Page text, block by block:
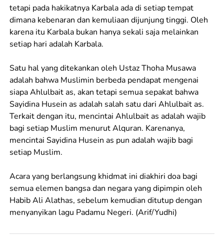
tetapi pada hakikatnya Karbala ada di setiap tempat
dimana kebenaran dan kemuliaan dijunjung tinggi. Oleh
karena itu Karbala bukan hanya sekali saja melainkan
setiap hari adalah Karbala.
Satu hal yang ditekankan oleh Ustaz Thoha Musawa
adalah bahwa Muslimin berbeda pendapat mengenai
siapa Ahlulbait as, akan tetapi semua sepakat bahwa
Sayidina Husein as adalah salah satu dari Ahlulbait as.
Terkait dengan itu, mencintai Ahlulbait as adalah wajib
bagi setiap Muslim menurut Alquran. Karenanya,
mencintai Sayidina Husein as pun adalah wajib bagi
setiap Muslim.
Acara yang berlangsung khidmat ini diakhiri doa bagi
semua elemen bangsa dan negara yang dipimpin oleh
Habib Ali Alathas, sebelum kemudian ditutup dengan
menyanyikan lagu Padamu Negeri. (Arif/Yudhi)